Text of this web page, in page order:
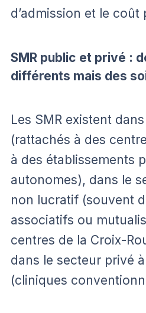
d’admission et le
SMR public et privé :
différents mais des
Les SMR existent
(rattachés à des
à des établissements
autonomes), dans le
non lucratif (souvent
associatifs ou
centres de la Croix-
dans le secteur privé
(cliniques